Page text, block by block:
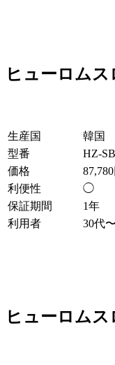
ヒューロムス
生産国
韓国
型番
HZ-
価格
利便性
◯
保証期間
1年
利用者
30代
ヒューロム